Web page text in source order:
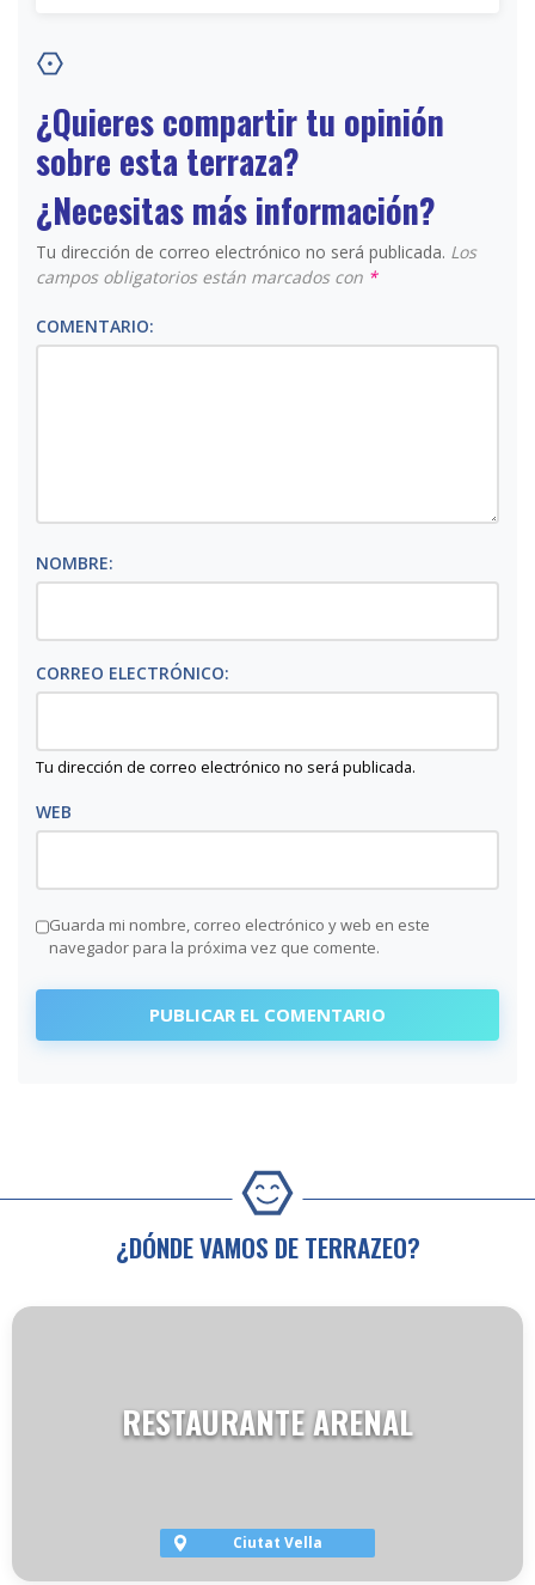
¿Quieres compartir tu opinión
sobre esta terraza?
¿Necesitas más información?
Tu dirección de correo electrónico no será publicada. Los
campos obligatorios están marcados con *
COMENTARIO:
NOMBRE:
CORREO ELECTRÓNICO:
Tu dirección de correo electrónico no será publicada.
WEB
Guarda mi nombre, correo electrónico y web en este
navegador para la próxima vez que comente.
¿DÓNDE VAMOS DE TERRAZEO?
RESTAURANTE ARENAL
Ciutat Vella